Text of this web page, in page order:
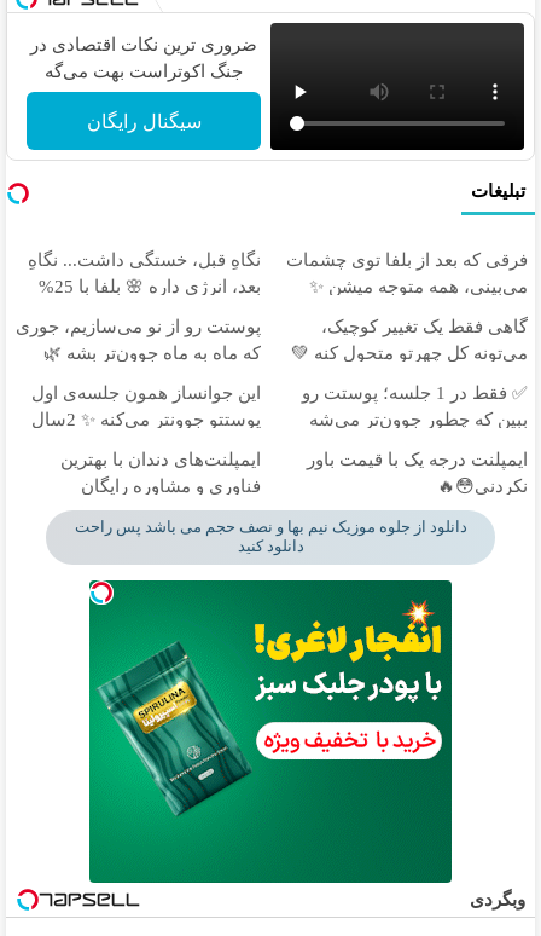
بفروش*فقط
های بی برقی⚡
24ماه
ماندگاری ✅
ضروری ترین نکات اقتصادی در
جنگ اکوتراست بهت می‌گه
سیگنال رایگان
تبلیغات
فرقی که بعد از بلفا توی چشمات
می‌بینی، همه متوجه میشن ✨
نگاهِ قبل، خستگی داشت... نگاهِ
بعد، انرژی داره 🌸 بلفا با 25%
گاهی فقط یک تغییر کوچیک،
می‌تونه کل چهرتو متحول کنه 💚
پوستت رو از نو می‌سازیم، جوری
که ماه به ماه جوون‌تر بشه 🌿
✅ فقط در 1 جلسه؛ پوستت رو
ببین که چطور جوون‌تر می‌شه
این جوانساز همون جلسه‌ی اول
پوستتو جوونتر می‌کنه ✨ 2سال
ایمپلنت درجه یک با قیمت باور
نکردنی😳🔥
ایمپلنت‌های دندان با بهترین
فناوری و مشاوره رایگان
دانلود از جلوه موزیک نیم بها و نصف حجم می باشد پس راحت
دانلود کنید
وبگردی